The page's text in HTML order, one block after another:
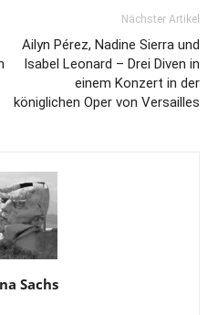
Nächster Artikel
Ailyn Pérez, Nadine Sierra und
Isabel Leonard – Drei Diven in
einem Konzert in der
königlichen Oper von Versailles
Sachs